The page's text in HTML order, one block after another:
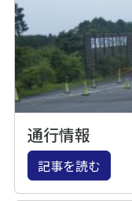
通行情報
記事を読む